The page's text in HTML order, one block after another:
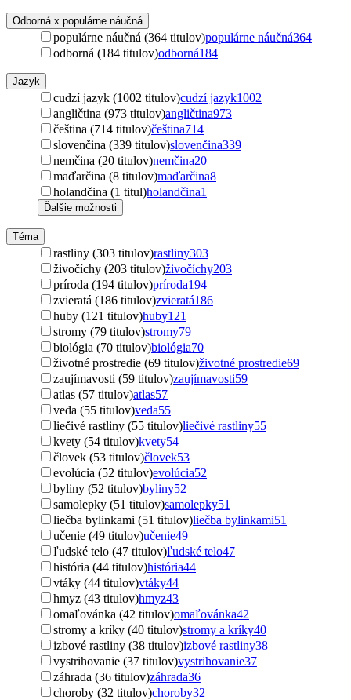
Odborná x populárne náučná
populárne náučná (364 titulov)populárne náučná364
odborná (184 titulov)odborná184
Jazyk
cudzí jazyk (1002 titulov)cudzí jazyk1002
angličtina (973 titulov)angličtina973
čeština (714 titulov)čeština714
slovenčina (339 titulov)slovenčina339
nemčina (20 titulov)nemčina20
maďarčina (8 titulov)maďarčina8
holandčina (1 titul)holandčina1
Ďalšie možnosti
Téma
rastliny (303 titulov)rastliny303
živočíchy (203 titulov)živočíchy203
príroda (194 titulov)príroda194
zvieratá (186 titulov)zvieratá186
huby (121 titulov)huby121
stromy (79 titulov)stromy79
biológia (70 titulov)biológia70
životné prostredie (69 titulov)životné prostredie69
zaujímavosti (59 titulov)zaujímavosti59
atlas (57 titulov)atlas57
veda (55 titulov)veda55
liečivé rastliny (55 titulov)liečivé rastliny55
kvety (54 titulov)kvety54
človek (53 titulov)človek53
evolúcia (52 titulov)evolúcia52
byliny (52 titulov)byliny52
samolepky (51 titulov)samolepky51
liečba bylinkami (51 titulov)liečba bylinkami51
učenie (49 titulov)učenie49
ľudské telo (47 titulov)ľudské telo47
história (44 titulov)história44
vtáky (44 titulov)vtáky44
hmyz (43 titulov)hmyz43
omaľovánka (42 titulov)omaľovánka42
stromy a kríky (40 titulov)stromy a kríky40
izbové rastliny (38 titulov)izbové rastliny38
vystrihovanie (37 titulov)vystrihovanie37
záhrada (36 titulov)záhrada36
choroby (32 titulov)choroby32